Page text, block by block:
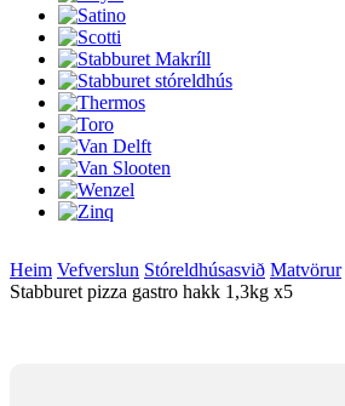
Heim Vefverslun Stóreldhúsasvið Matvörur
Stabburet pizza gastro hakk 1,3kg x5